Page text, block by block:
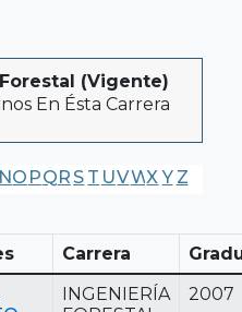
(Vigente)
En Ésta Carrera
NO PQR S T UVWX Y Z
Carrera
INGENIERÍA
2007